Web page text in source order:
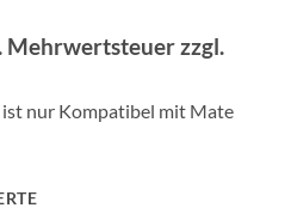
Mehrwertsteuer zzgl.
nur Kompatibel mit Mate